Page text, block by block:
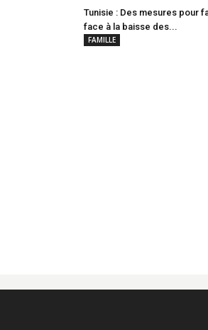
Tunisie : Des mesures pour
face à la baisse des...
FAMILLE